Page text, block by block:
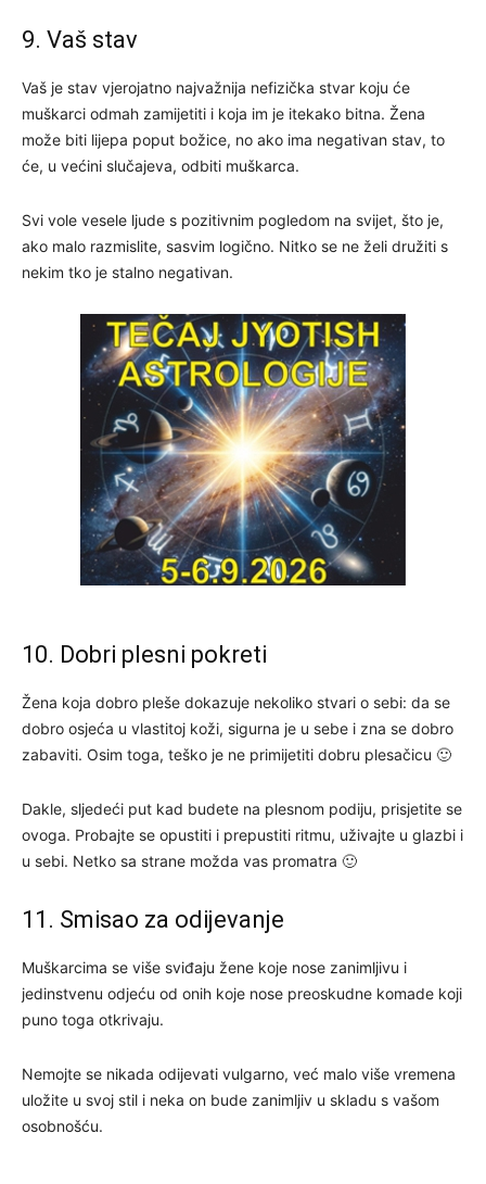
9. Vaš stav
Vaš je stav vjerojatno najvažnija nefizička stvar koju će
muškarci odmah zamijetiti i koja im je itekako bitna. Žena
može biti lijepa poput božice, no ako ima negativan stav, to
će, u većini slučajeva, odbiti muškarca.
Svi vole vesele ljude s pozitivnim pogledom na svijet, što je,
ako malo razmislite, sasvim logično. Nitko se ne želi družiti s
nekim tko je stalno negativan.
10. Dobri plesni pokreti
Žena koja dobro pleše dokazuje nekoliko stvari o sebi: da se
dobro osjeća u vlastitoj koži, sigurna je u sebe i zna se dobro
zabaviti. Osim toga, teško je ne primijetiti dobru plesačicu 🙂
Dakle, sljedeći put kad budete na plesnom podiju, prisjetite se
ovoga. Probajte se opustiti i prepustiti ritmu, uživajte u glazbi i
u sebi. Netko sa strane možda vas promatra 🙂
11. Smisao za odijevanje
Muškarcima se više sviđaju žene koje nose zanimljivu i
jedinstvenu odjeću od onih koje nose preoskudne komade koji
puno toga otkrivaju.
Nemojte se nikada odijevati vulgarno, već malo više vremena
uložite u svoj stil i neka on bude zanimljiv u skladu s vašom
osobnošću.